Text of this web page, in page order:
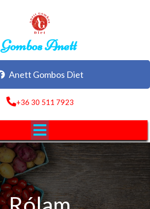
Gombos Anett
Anett Gombos Diet
+36 30 511 7923